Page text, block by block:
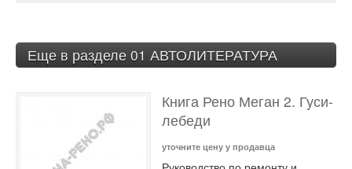
Еще в разделе 01 АВТОЛИТЕРАТУРА
Книга Рено Меган 2. Гуси-
лебеди
уточните цену у продавца